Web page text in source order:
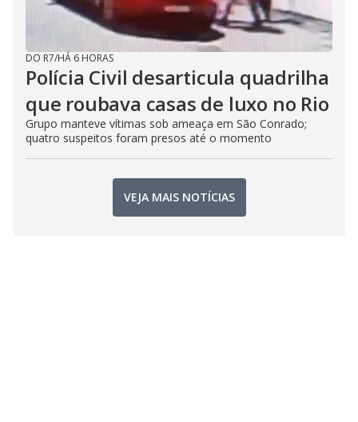
DO R7/HÁ 6 HORAS
Polícia Civil desarticula quadrilha
que roubava casas de luxo no Rio
Grupo manteve vítimas sob ameaça em São Conrado;
quatro suspeitos foram presos até o momento
VEJA MAIS NOTÍCIAS